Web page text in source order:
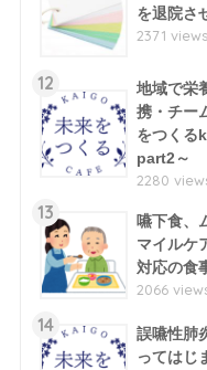
を退院さ
2371 views
12
地域で栄
携・チー
をつくる
part2～
2280
13
嚥下食、
マイルケ
対応の食
2066
14
誤嚥性肺
ってはじ